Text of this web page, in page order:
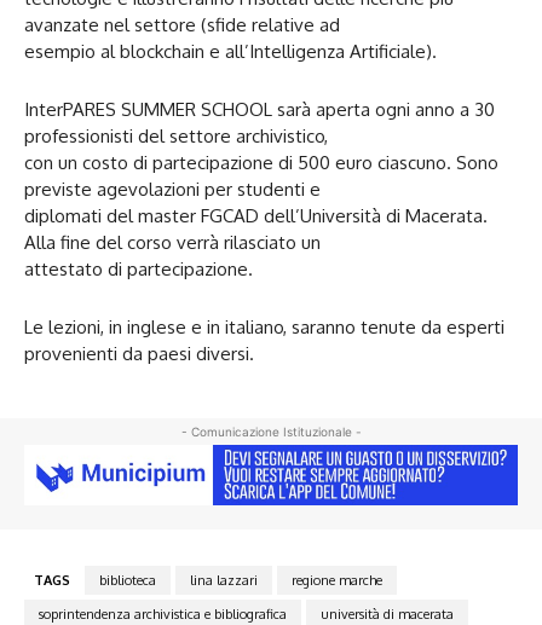
avanzate nel settore (sfide relative ad
esempio al blockchain e all’Intelligenza Artificiale).
InterPARES SUMMER SCHOOL sarà aperta ogni anno a 30
professionisti del settore archivistico,
con un costo di partecipazione di 500 euro ciascuno. Sono
previste agevolazioni per studenti e
diplomati del master FGCAD dell’Università di Macerata.
Alla fine del corso verrà rilasciato un
attestato di partecipazione.
Le lezioni, in inglese e in italiano, saranno tenute da esperti
provenienti da paesi diversi.
- Comunicazione Istituzionale -
TAGS biblioteca lina lazzari
regione marche
soprintendenza archivistica e bibliografica
università di macerata